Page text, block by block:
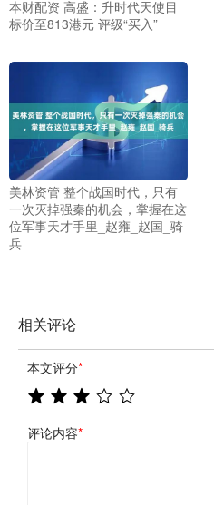
本财配资 高盛：升时代天使目
标价至813港元 评级“买入”
美林资管 整个战国时代，只有
一次灭掉强秦的机会，掌握在这
位军事天才手里_赵雍_赵国_骑
兵
相关评论
本文评分*
评论内容*